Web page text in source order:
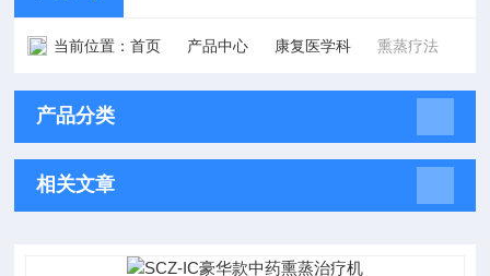
当前位置：首页 产品中心 康复医学科 熏蒸疗法
产品分类
相关文章